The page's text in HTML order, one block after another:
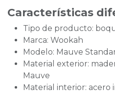
Características
Tipo de producto:
Marca: Wookah
Modelo: Mauve
Material exterior:
Mauve
Material interior: acero